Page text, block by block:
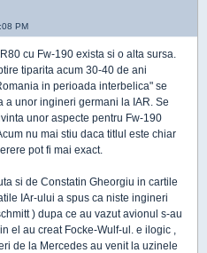
PM
cu Fw-190 exista si o alta sursa.
tiparita acum 30-40 de ani
in perioada interbelica" se
a unor ingineri germani la IAR. Se
unor aspecte pentru Fw-190
nu mai stiu daca titlul este chiar
pot fi mai exact.
si de Constatin Gheorgiu in cartile
IAr-ului a spus ca niste ingineri
s-au
el au creat Focke-Wulf-ul. e ilogic ,
de la Mercedes au venit la uzinele